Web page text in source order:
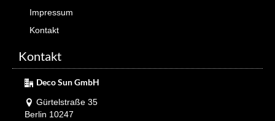
Impressum
Kontakt
Kontakt
Deco Sun GmbH
Gürtelstraße 35
Berlin 10247